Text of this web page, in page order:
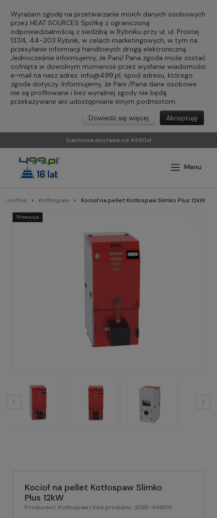
Wyrażam zgodę na przetwarzanie moich danych osobowych
przez HEAT SOURCES Spółkę z ograniczoną
odpowiedzialnością z siedzibą w Rybniku przy ul. ul. Prostej
137/4, 44-203 Rybnik, w celach marketingowych, w tym na
przesyłanie informacji handlowych drogą elektroniczną.
Jednocześnie informujemy, że Pani/ Pana zgoda może zostać
cofnięta w dowolnym momencie przez wysłanie wiadomości
e-mail na nasz adres: info@499.pl, spod adresu, którego
zgoda dotyczy. Informujemy, że Pani /Pana dane osobowe
nie są profilowane i bez wyraźnej zgody nie będą
przekazywane ani udostępniane innym podmiotom.
Akceptuję
Dowiedz się więcej
Darmowa dostawa od 4990zł
Kotłospaw Kocioł na pellet Kotłospaw Slimko Plus 12kW
Promocja
Kocioł na pellet Kotłospaw Slimko
Plus 12kW
Producent: Kotłospaw | Kod produktu: 323B-46808